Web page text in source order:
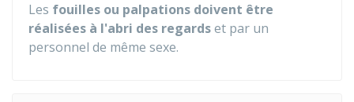
Les fouilles ou palpations doivent être
réalisées à l'abri des regardset par un
personnel de même sexe.